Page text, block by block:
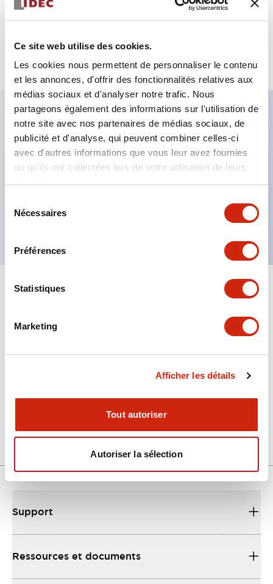
Ce site web utilise des cookies.
Les cookies nous permettent de personnaliser le contenu
et les annonces, d'offrir des fonctionnalités relatives aux
médias sociaux et d'analyser notre trafic. Nous
partageons également des informations sur l'utilisation de
notre site avec nos partenaires de médias sociaux, de
publicité et d'analyse, qui peuvent combiner celles-ci
avec d'autres informations que vous leur avez fournies
ou qu'ils ont collectées lors de votre utilisation de leurs
Nécessaires
Préférences
Statistiques
Marketing
Afficher les détails
Tout autoriser
Autoriser la sélection
Sélectionner la quantité
Caractéristiques clés
Fixation par regroupement possible
Le commutateur sélecteur avec clé adopte une
structure à goupille à cylindre haute sécurité
La structure de protection est IP65 (IEC60529)
Support
Ressources et documents